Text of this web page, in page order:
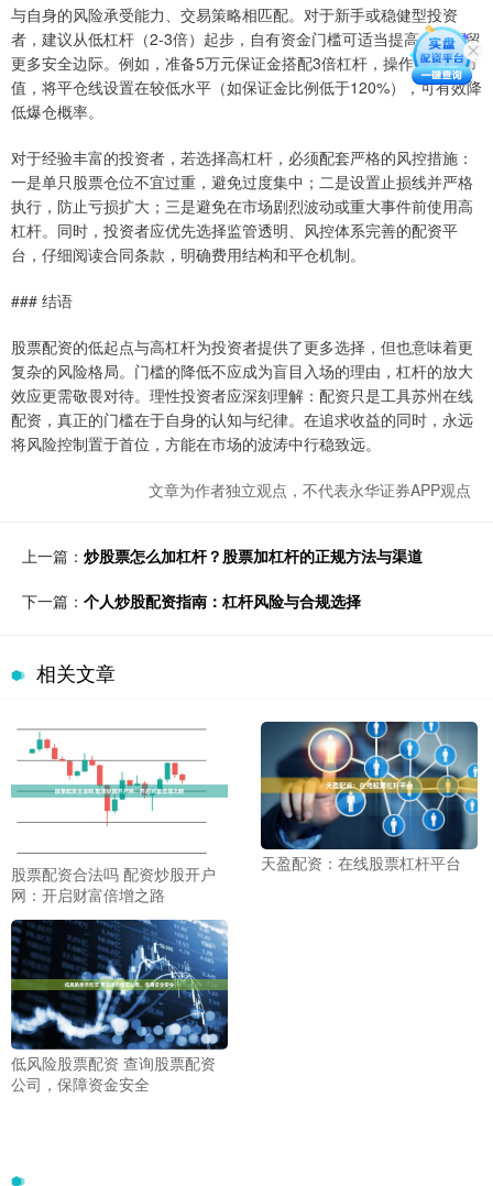
与自身的风险承受能力、交易策略相匹配。对于新手或稳健型投资
者，建议从低杠杆（2-3倍）起步，自有资金门槛可适当提高，以预留
更多安全边际。例如，准备5万元保证金搭配3倍杠杆，操作15万元市
值，将平仓线设置在较低水平（如保证金比例低于120%），可有效降
低爆仓概率。
对于经验丰富的投资者，若选择高杠杆，必须配套严格的风控措施：
一是单只股票仓位不宜过重，避免过度集中；二是设置止损线并严格
执行，防止亏损扩大；三是避免在市场剧烈波动或重大事件前使用高
杠杆。同时，投资者应优先选择监管透明、风控体系完善的配资平
台，仔细阅读合同条款，明确费用结构和平仓机制。
### 结语
股票配资的低起点与高杠杆为投资者提供了更多选择，但也意味着更
复杂的风险格局。门槛的降低不应成为盲目入场的理由，杠杆的放大
效应更需敬畏对待。理性投资者应深刻理解：配资只是工具苏州在线
配资，真正的门槛在于自身的认知与纪律。在追求收益的同时，永远
将风险控制置于首位，方能在市场的波涛中行稳致远。
文章为作者独立观点，不代表永华证券APP观点
上一篇： 炒股票怎么加杠杆？股票加杠杆的正规方法与渠道
下一篇： 个人炒股配资指南：杠杆风险与合规选择
相关文章
股票配资合法吗 配资炒股开户
网：开启财富倍增之路
天盈配资：在线股票杠杆平台
低风险股票配资 查询股票配资
公司，保障资金安全